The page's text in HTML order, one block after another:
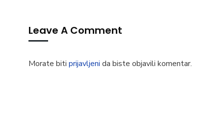
Leave A Comment
Morate biti prijavljeni da biste objavili komentar.